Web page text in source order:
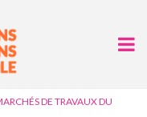
DE TRAVAUX DU